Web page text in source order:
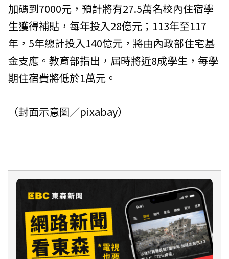
加碼到7000元，預計將有27.5萬名校內住宿學
生獲得補貼，每年投入28億元；113年至117
年，5年總計投入140億元，將由內政部住宅基
金支應。教育部指出，屆時將近8成學生，每學
期住宿費將低於1萬元。
（封面示意圖／pixabay）